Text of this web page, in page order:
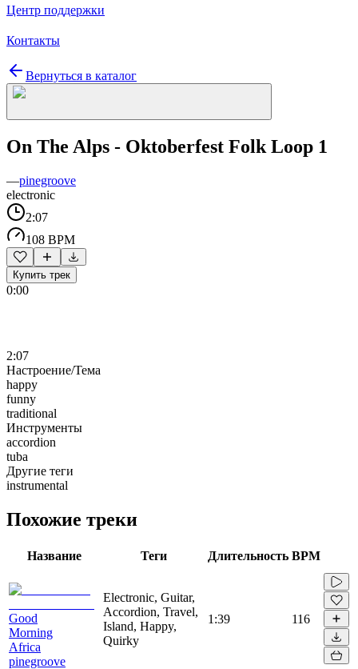
Центр поддержки
Контакты
Вернуться в каталог
On The Alps - Oktoberfest Folk Loop 1
—pinegroove
electronic
2:07
108 BPM
Купить трек
0:00
2:07
Настроение/Тема
happy
funny
traditional
Инструменты
accordion
tuba
Другие теги
instrumental
Похожие треки
Название Теги Длительность BPM
Good
Morning
Africa
pinegroove
Electronic, Guitar,
Accordion, Travel,
Island, Happy,
Quirky
1:39 116